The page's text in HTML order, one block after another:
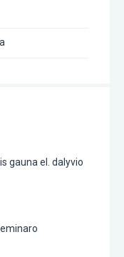
gauna el. dalyvio